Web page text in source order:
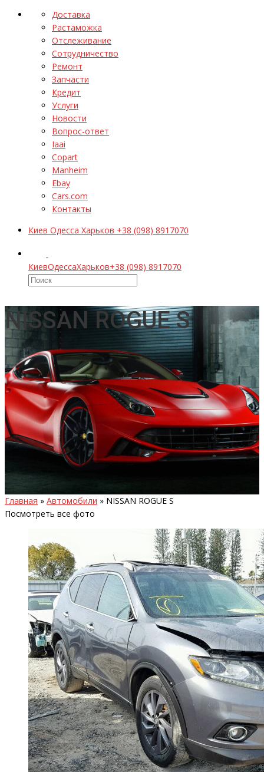
Доставка
Растаможка
Отслеживание
Сотрудничество
Ремонт
Запчасти
Кредит
Услуги
Новости
Вопрос-ответ
Iaai
Copart
Manheim
Ebay
Cars.com
Контакты
Киев Одесса Харьков +38 (098) 8917070
КиевОдессаХарьков+38 (098) 8917070
NISSAN ROGUE S
Главная » Автомобили » NISSAN ROGUE S
Посмотреть все фото